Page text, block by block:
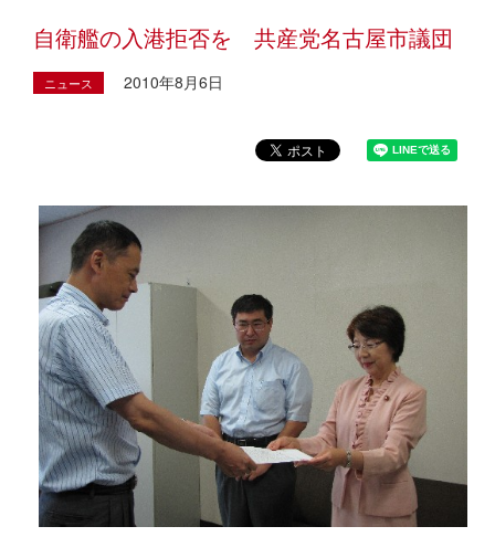
自衛艦の入港拒否を 共産党名古屋市議団
ニュース 2010年8月6日